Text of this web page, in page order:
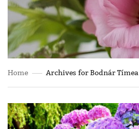
Home Archives for Bodnár Tímea